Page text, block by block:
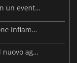
Helldivers 2 incontra Warhammer 40K in un evento esplosivo
Helldivers 2: la macchina dell'oppressione infiamma Cyberstan
L'invasione degli Illuminati: Conquista il nuovo aggiornamento Helldivers 2!